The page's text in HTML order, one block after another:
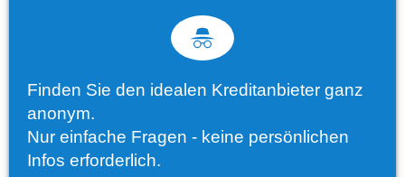
Finden Sie den idealen Kreditanbieter ganz
anonym.
Nur einfache Fragen - keine persönlichen
Infos erforderlich.